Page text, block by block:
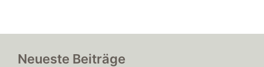
Neueste Beiträge